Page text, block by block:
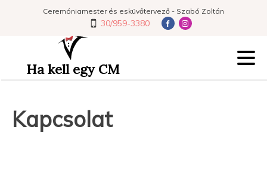
Ceremóniamester és esküvőtervező - Szabó Zoltán
30/959-3380
Ha kell egy CM
Kapcsolat